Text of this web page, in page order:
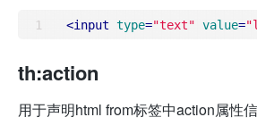
<input type="text" value=
th:action
用于声明html from标签中action属性信